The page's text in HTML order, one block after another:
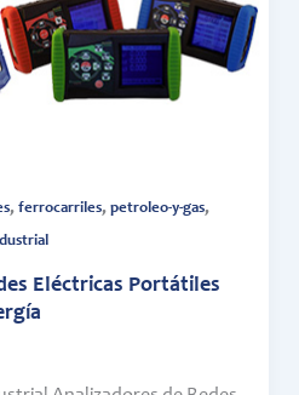
, ferrocarriles, petroleo-y-gas,
Eléctricas Portátiles